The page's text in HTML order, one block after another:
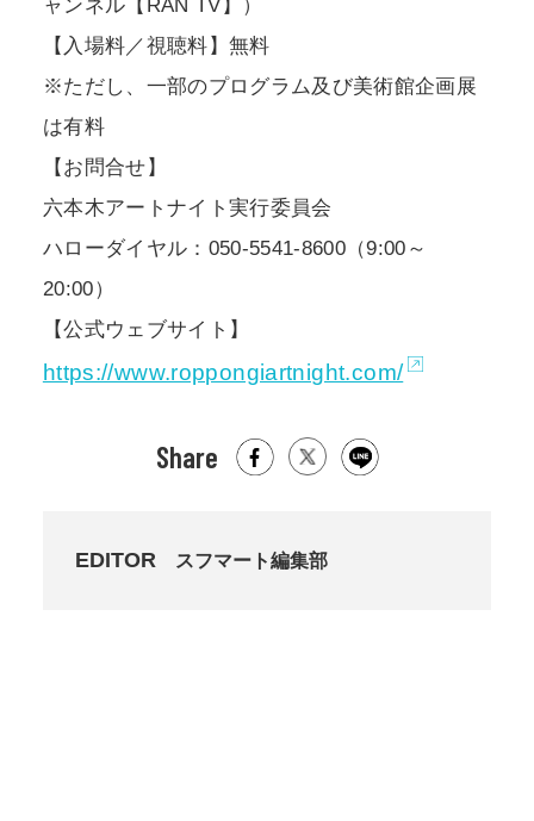
ャンネル【RAN TV】）
【入場料／視聴料】無料
※ただし、一部のプログラム及び美術館企画展
は有料
【お問合せ】
六本木アートナイト実行委員会
ハローダイヤル：050-5541-8600（9:00～
20:00）
【公式ウェブサイト】
https://www.roppongiartnight.com/
Share
EDITOR スフマート編集部